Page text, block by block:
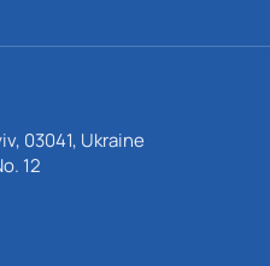
03041, Ukraine
12